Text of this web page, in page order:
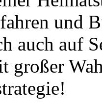
und
auch auf
großer